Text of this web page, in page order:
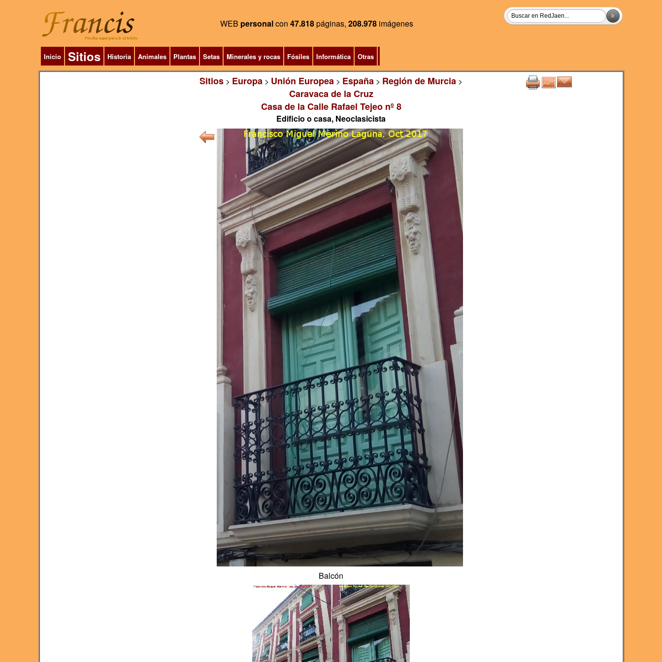
WEB personalcon 47.818páginas, 208.978 imágenes
Inicio Sitios Historia Animales Plantas Setas Minerales y rocas Fósiles Informática Otras
Sitios > Europa > Unión Europea > España > Región de Murcia >
Caravaca de la Cruz
Casa de la Calle Rafael Tejeo nº 8
Edificio o casa, Neoclasicista
Balcón